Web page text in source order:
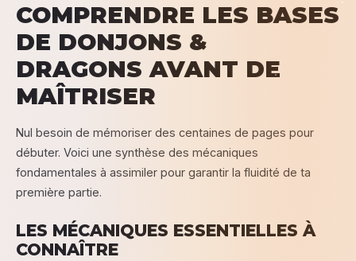
COMPRENDRE LES BASES
DE DONJONS &
DRAGONS AVANT DE
MAÎTRISER
Nul besoin de mémoriser des centaines de pages pour
débuter. Voici une synthèse des mécaniques
fondamentales à assimiler pour garantir la fluidité de ta
première partie.
LES MÉCANIQUES ESSENTIELLES À
CONNAÎTRE